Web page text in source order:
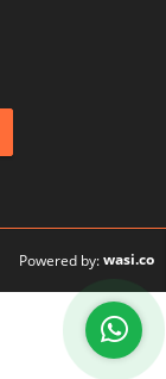
Powered by:wasi.co